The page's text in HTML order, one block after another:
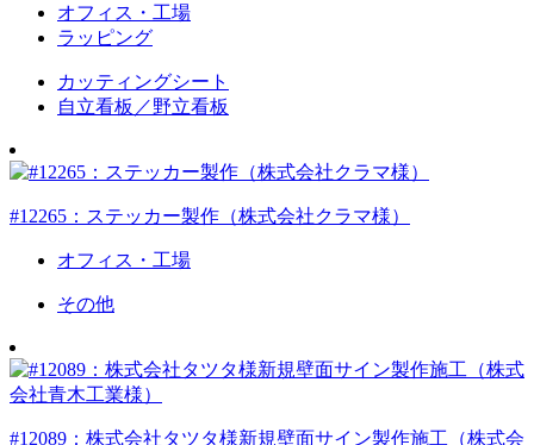
オフィス・工場
ラッピング
カッティングシート
自立看板／野立看板
#12265：ステッカー製作（株式会社クラマ様）
オフィス・工場
その他
#12089：株式会社タツタ様新規壁面サイン製作施工（株式会